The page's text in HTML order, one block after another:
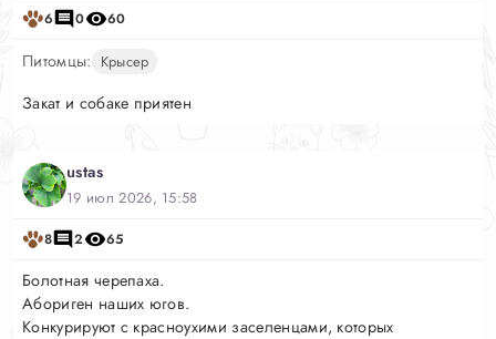
6 0 60
Питомцы: Крысер
Закат и собаке приятен
ustas
19 июл 2026, 15:58
8 2 65
Болотная черепаха.
Абориген наших югов.
Конкурируют с красноухими заселенцами, которых